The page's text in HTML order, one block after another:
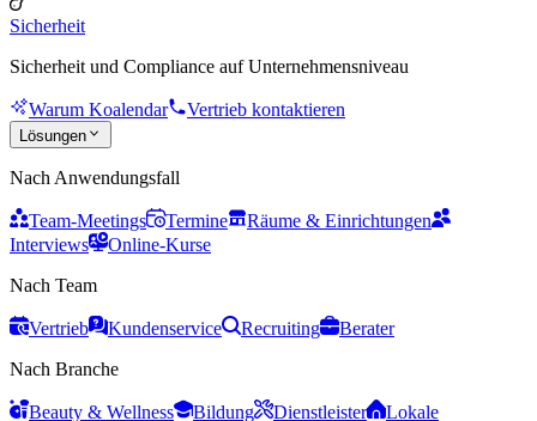
Sicherheit
Sicherheit und Compliance auf Unternehmensniveau
Warum Koalendar Vertrieb kontaktieren
Lösungen
Nach Anwendungsfall
Team-Meetings Termine
Räume & Einrichtungen
Interviews
Online-Kurse
Nach Team
Vertrieb Kundenservice Recruiting
Berater
Nach Branche
Beauty & Wellness Bildung Dienstleister
Lokale